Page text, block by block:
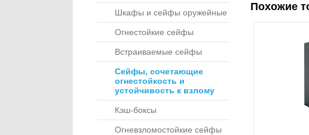
Шкафы и сейфы оружейные
Огнестойкие сейфы
Встраиваемые сейфы
Сейфы, сочетающие
огнестойкость и
устойчивость к взлому
Кэш-боксы
Огневзломостойкие сейфы
Похожие